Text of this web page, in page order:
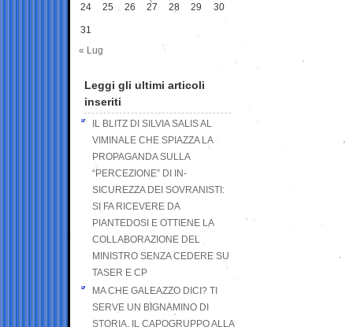
24 25 26 27 28 29 30
31
« Lug
Leggi gli ultimi articoli
inseriti
IL BLITZ DI SILVIA SALIS AL
VIMINALE CHE SPIAZZA LA
PROPAGANDA SULLA
“PERCEZIONE” DI IN-
SICUREZZA DEI SOVRANISTI:
SI FA RICEVERE DA
PIANTEDOSI E OTTIENE LA
COLLABORAZIONE DEL
MINISTRO SENZA CEDERE SU
TASER E CP
MA CHE GALEAZZO DICI? TI
SERVE UN BIGNAMINO DI
STORIA. IL CAPOGRUPPO ALLA